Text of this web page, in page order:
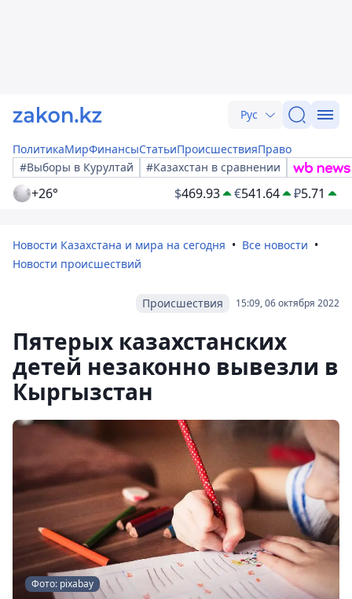
Рус
ПолитикаМирФинансыСтатьиПроисшествияПраво
#Выборы в Курултай
#Казахстан в сравнении
+26° $469.93 €541.64 ₽5.71
Новости Казахстана и мира на сегодня
Все новости
Новости происшествий
15:09, 06 октября 2022
Происшествия
Пятерых казахстанских
детей незаконно вывезли в
Кыргызстан
Фото: pixabay